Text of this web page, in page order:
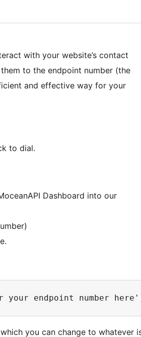
with your website’s contact
to the endpoint number (the
and effective way for your
to dial.
Dashboard into our
which you can change to whatever